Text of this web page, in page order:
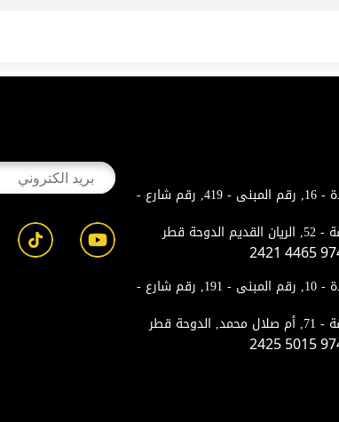
رقم الوحدة - 16, رقم المبنى - 419, رقم شارع -
قطر
رقم الوحدة - 10, رقم المبنى - 191, رقم شارع -
قطر